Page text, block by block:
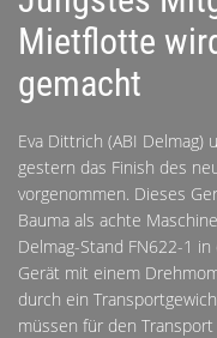
Mietflotte
gemacht
Eva Dittrich (ABI Delmag)
gestern das Finish des
vorgenommen. Dieses
Bauma als achte
Delmag-Stand FN622-1
Gerät mit einem
durch ein
müssen für den